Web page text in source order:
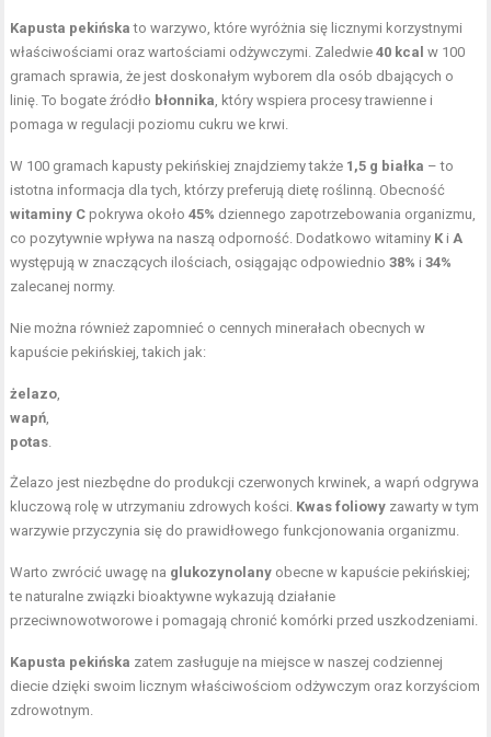
Kapusta pekińska to warzywo, które wyróżnia się licznymi korzystnymi
właściwościami oraz wartościami odżywczymi. Zaledwie40 kcal w 100
gramach sprawia, że jest doskonałym wyborem dla osób dbających o
linię. To bogate źródło błonnika , który wspiera procesy trawienne i
pomaga w regulacji poziomu cukru we krwi.
W 100 gramach kapusty pekińskiej znajdziemy także 1,5 g białka – to
istotna informacja dla tych, którzy preferują dietę roślinną. Obecność
witaminy C pokrywa około45% dziennego zapotrzebowania organizmu,
co pozytywnie wpływa na naszą odporność. Dodatkowo witaminy K i A
występują w znaczących ilościach, osiągając odpowiednio38% i34%
zalecanej normy.
Nie można również zapomnieć o cennych minerałach obecnych w
kapuście pekińskiej, takich jak:
żelazo
wapń
potas
Żelazo jest niezbędne do produkcji czerwonych krwinek, a wapń odgrywa
kluczową rolę w utrzymaniu zdrowych kości. Kwas foliowy zawarty w tym
warzywie przyczynia się do prawidłowego funkcjonowania organizmu.
Warto zwrócić uwagę na glukozynolany obecne w kapuście pekińskiej;
te naturalne związki bioaktywne wykazują działanie
przeciwnowotworowe i pomagają chronić komórki przed uszkodzeniami.
Kapusta pekińska zatem zasługuje na miejsce w naszej codziennej
diecie dzięki swoim licznym właściwościom odżywczym oraz korzyściom
zdrowotnym.